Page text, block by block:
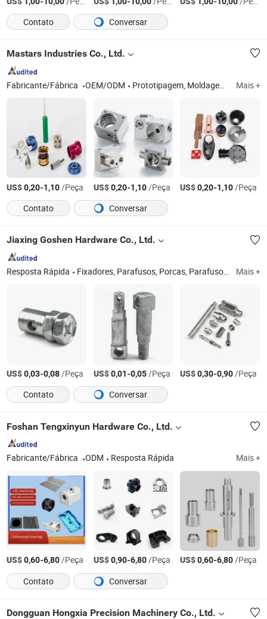
Contato
Conversar
Mastars Industries Co., Ltd.
Fabricante/Fábrica OEM/ODM Prototipagem, Moldagem por Injeção, Peças de Plástico e Metal, Produto Completo Mais +
US$0,20-1,10/Peça US$0,20-1,10/Peça US$0,20-1,10/Peça
Contato
Conversar
Jiaxing Goshen Hardware Co., Ltd.
Resposta Rápida Fixadores, Parafusos, Porcas, Parafusos, Parafuso de Aço Inoxidável, Barra Rosqueada, Parafuso de Aço Inoxidável, Parafuso Personalizado, Arruela, Parafuso de Carro Mais +
US$0,03-0,08/Peça US$0,01-0,05/Peça US$0,30-0,90/Peça
Contato
Conversar
Foshan Tengxinyun Hardware Co., Ltd.
Fabricante/Fábrica ODM Resposta Rápida Mais +
US$0,60-6,80/Peça US$0,90-6,80/Peça US$0,60-6,80/Peça
Contato
Conversar
Dongguan Hongxia Precision Machinery Co., Ltd.